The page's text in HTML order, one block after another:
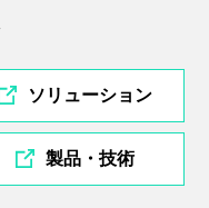
ソリューション
製品・技術